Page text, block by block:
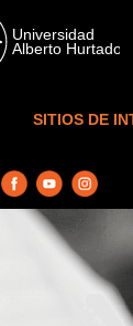
SITIOS DE